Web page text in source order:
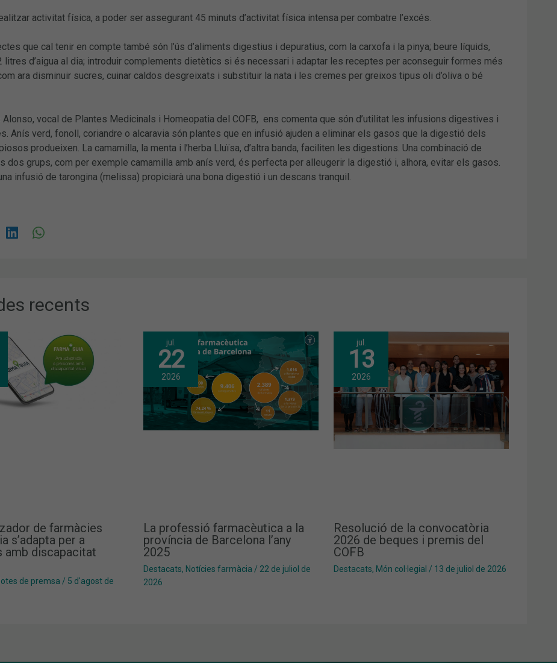
activitat física, a poder ser assegurant 45 minuts d’activitat física intensa per combatre l’excés.
que cal tenir en compte també són l’ús d’aliments digestius i depuratius, com la carxofa i la pinya; beure líquids,
litres d’aigua al dia; introduir complements dietètics si és necessari i adaptar les receptes per aconseguir formes més
ara disminuir sucres, cuinar caldos desgreixats i substituir la nata i les cremes per greixos tipus oli d’oliva o bé
Alonso, vocal de Plantes Medicinals i Homeopatia del COFB, ens comenta que són d’utilitat les infusions digestives i
Anís verd, fonoll, coriandre o alcaravia són plantes que en infusió ajuden a eliminar els gasos que la digestió dels
produeixen. La camamilla, la menta i l’herba Lluïsa, d’altra banda, faciliten les digestions. Una combinació de
dos grups, com per exemple camamilla amb anís verd, és perfecta per alleugerir la digestió i, alhora, evitar els gasos.
infusió de tarongina (melissa) propiciarà una bona digestió i un descans tranquil.
recents
de farmàcies
s’adapta per a
amb discapacitat
de premsa / 5 d'agost de
jul.
22
2026
La professió farmacèutica a la
província de Barcelona l’any
2025
Destacats, Notícies farmàcia / 22 de juliol de
2026
jul.
13
2026
Resolució de la convocatòria
2026 de beques i premis del
COFB
Destacats, Món col·legial / 13 de juliol de 2026